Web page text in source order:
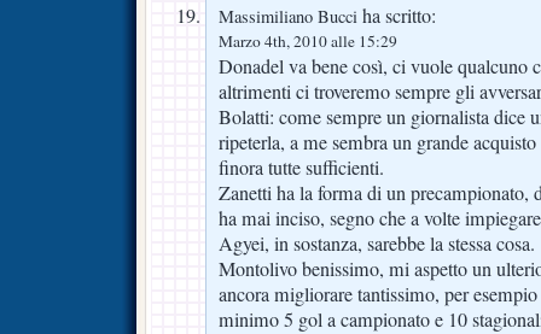
Massimiliano Bucci ha scritto:
Marzo 4th, 2010 alle 15:29
Donadel va bene così, ci vuole qualcuno
altrimenti ci troveremo sempre gli
Bolatti: come sempre un giornalista dice
ripeterla, a me sembra un grande
finora tutte sufficienti.
Zanetti ha la forma di un precampionato,
ha mai inciso, segno che a volte
Agyei, in sostanza, sarebbe la stessa cosa.
Montolivo benissimo, mi aspetto un
ancora migliorare tantissimo, per
minimo 5 gol a campionato e 10